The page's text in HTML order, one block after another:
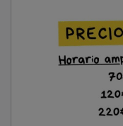
seguridad resulta
instalación que nos
una gran tradición
deportivos”, añadió.
Presencia
La delegada